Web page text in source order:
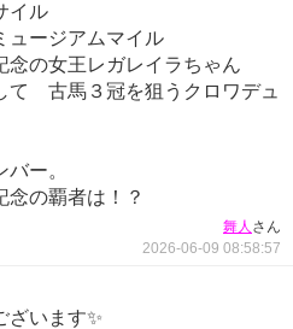
イル
ュージアムマイル
念の女王レガレイラちゃん
て 古馬３冠を狙うクロワデュ
ー。
の覇者は！？
舞人 さん
2026-06-09 08:58:57
ざいます✨